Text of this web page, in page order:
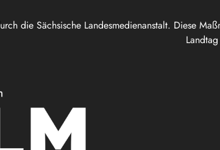
die Sächsische Landesmedienanstalt. Diese